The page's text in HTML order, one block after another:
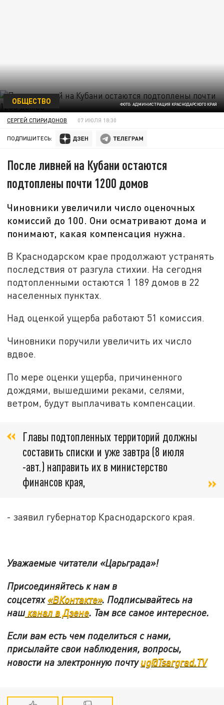
ФОТО: АДМИНИСТРАЦИЯ КРАСНОДАРСКОГО КРАЯ
ОБЩЕСТВО
СЕРГЕЙ СПИРИДОНОВ 07 ИЮЛЯ 18:30
ПОДПИШИТЕСЬ:
После ливней на Кубани остаются
подтоплены почти 1200 домов
Чиновники увеличили число оценочных
комиссий до 100. Они осматривают дома и
понимают, какая компенсация нужна.
В Краснодарском крае продолжают устранять
последствия от разгула стихии. На сегодня
подтопленными остаются 1 189 домов в 22
населенных пунктах.
Над оценкой ущерба работают 51 комиссия.
Чиновники поручили увеличить их число
вдвое.
По мере оценки ущерба, причиненного
дождями, вышедшими реками, селями,
ветром, будут выплачивать компенсации.
Главы подтопленных территорий должны
составить списки и уже завтра (8 июля
-авт.) направить их в министерство
финансов края,
- заявил губернатор Краснодарского края.
Уважаемые читатели «Царьграда»!
Присоединяйтесь к нам в
соцсетях«ВКонтакте». Подписывайтесь на
нашканал в Дзене. Там все самое интересное.
Если вам есть чем поделиться с нами,
присылайте свои наблюдения, вопросы,
новости на электронную почтуug@Tsargrad.TV